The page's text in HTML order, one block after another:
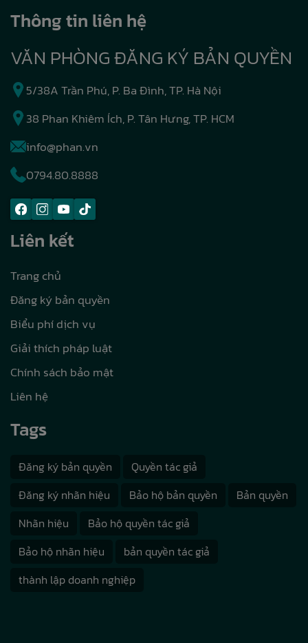
Thông tin liên hệ
VĂN PHÒNG ĐĂNG KÝ BẢN QUYỀN
5/38A Trần Phú, P. Ba Đình, TP. Hà Nội
38 Phan Khiêm Ích, P. Tân Hưng, TP. HCM
info@phan.vn
0794.80.8888
Liên kết
Trang chủ
Đăng ký bản quyền
Biểu phí dịch vụ
Giải thích pháp luật
Chính sách bảo mật
Liên hệ
Tags
Đăng ký bản quyền
Quyền tác giả
Đăng ký nhãn hiệu
Bảo hộ bản quyền
Bản quyền
Nhãn hiệu
Bảo hộ quyền tác giả
Bảo hộ nhãn hiệu
bản quyền tác giả
thành lập doanh nghiệp